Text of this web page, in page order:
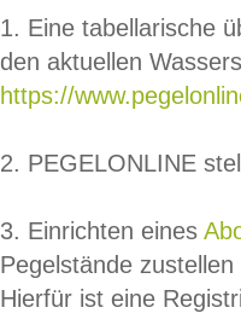
1. Eine tabellarische
den aktuellen
https://
2. PEGELONLINE
3. Einrichten eines
Pegelstände
Hierfür ist eine